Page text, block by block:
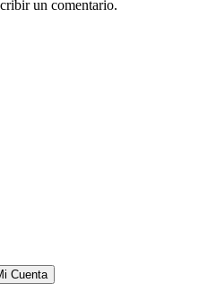
un comentario.
Cuenta